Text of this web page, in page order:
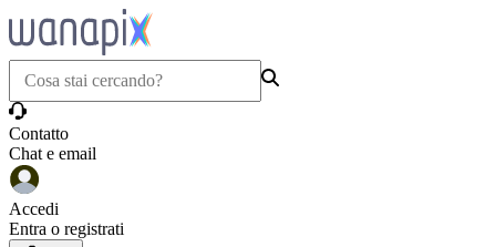
Contatto
Chat e email
Accedi
Entra o registrati